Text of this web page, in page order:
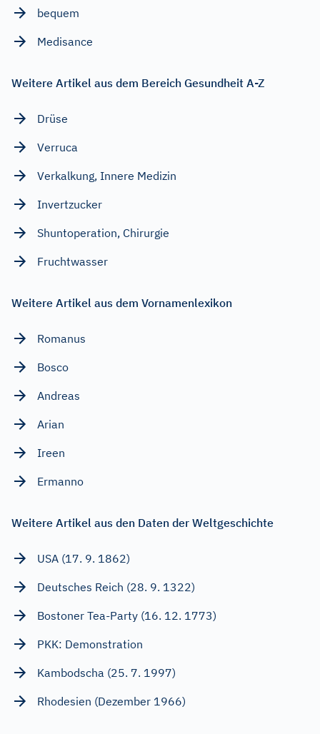
bequem
Medisance
Weitere Artikel aus dem Bereich Gesundheit A-Z
Drüse
Verruca
Verkalkung, Innere Medizin
Invertzucker
Shuntoperation, Chirurgie
Fruchtwasser
Weitere Artikel aus dem Vornamenlexikon
Romanus
Bosco
Andreas
Arian
Ireen
Ermanno
Weitere Artikel aus den Daten der Weltgeschichte
USA (17. 9. 1862)
Deutsches Reich (28. 9. 1322)
Bostoner Tea-Party (16. 12. 1773)
PKK: Demonstration
Kambodscha (25. 7. 1997)
Rhodesien (Dezember 1966)